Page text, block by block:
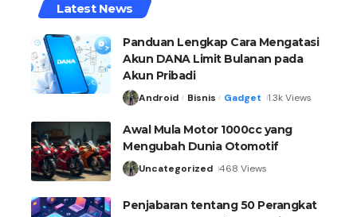
Latest News
Panduan Lengkap Cara Mengatasi
Akun DANA Limit Bulanan pada
Akun Pribadi
Android Bisnis Gadget 1.3k Views
Awal Mula Motor 1000cc yang
Mengubah Dunia Otomotif
Uncategorized 468 Views
Penjabaran tentang 50 Perangkat